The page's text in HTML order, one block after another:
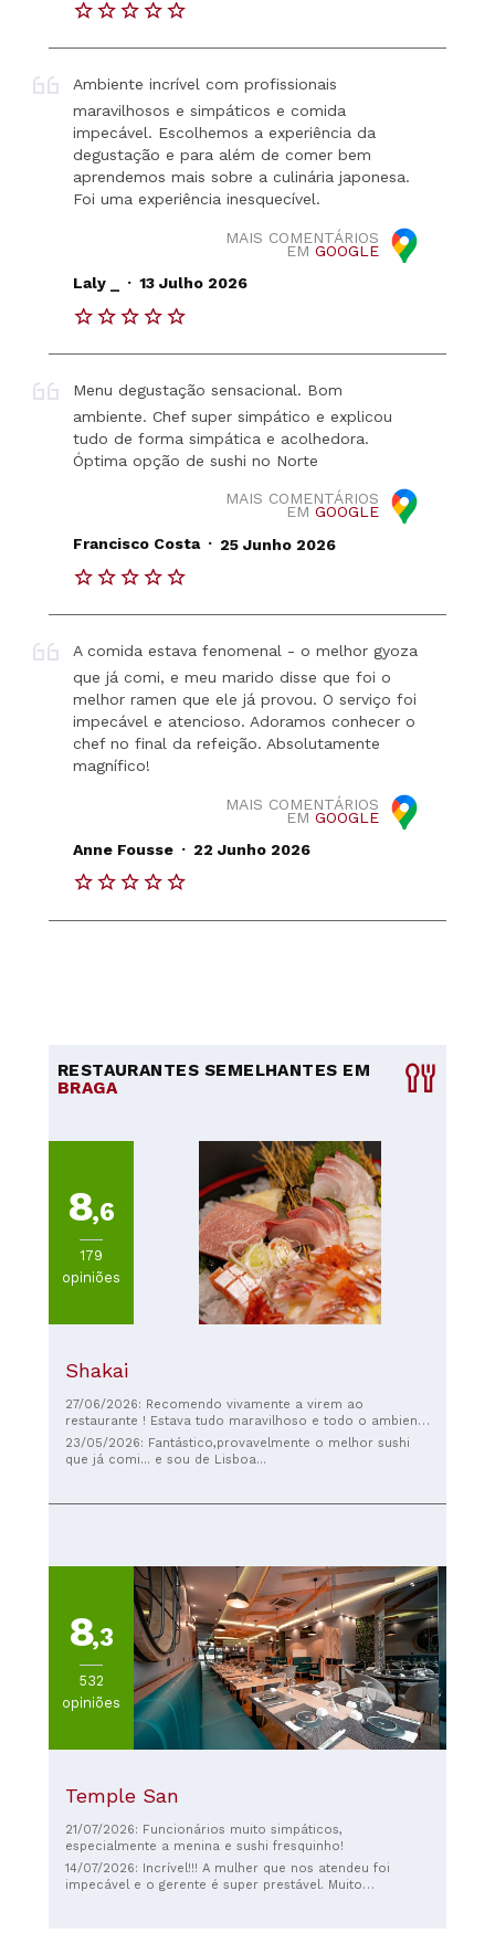
Ambiente incrível com profissionais
maravilhosos e simpáticos e comida
impecável. Escolhemos a experiência da
degustação e para além de comer bem
aprendemos mais sobre a culinária japonesa.
Foi uma experiência inesquecível.
MAIS COMENTÁRIOS
EM GOOGLE
Laly _
. 13 Julho 2026
Menu degustação sensacional. Bom
ambiente. Chef super simpático e explicou
tudo de forma simpática e acolhedora.
Óptima opção de sushi no Norte
MAIS COMENTÁRIOS
EM GOOGLE
Francisco Costa . 25 Junho 2026
A comida estava fenomenal - o melhor gyoza
que já comi, e meu marido disse que foi o
melhor ramen que ele já provou. O serviço foi
impecável e atencioso. Adoramos conhecer o
chef no final da refeição. Absolutamente
magnífico!
MAIS COMENTÁRIOS
EM GOOGLE
Anne Fousse . 22 Junho 2026
RESTAURANTES SEMELHANTES EM
BRAGA
8,6
179
opiniões
Shakai
27/06/2026: Recomendo vivamente a virem ao
restaurante ! Estava tudo maravilhoso e todo o ambiente
foi incrível ⭐️
23/05/2026: Fantástico,provavelmente o melhor sushi
que já comi... e sou de Lisboa...
8,3
532
opiniões
Temple San
21/07/2026: Funcionários muito simpáticos,
especialmente a menina e sushi fresquinho!
14/07/2026: Incrível!!! A mulher que nos atendeu foi
impecável e o gerente é super prestável. Muito